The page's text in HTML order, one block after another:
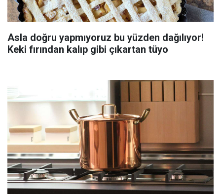
Asla doğru yapmıyoruz bu yüzden dağılıyor!
Keki fırından kalıp gibi çıkartan tüyo